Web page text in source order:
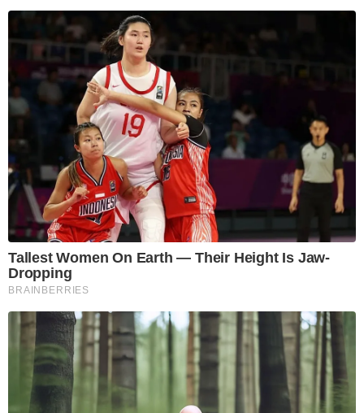
Tallest Women On Earth — Their Height Is Jaw-
Dropping
BRAINBERRIES